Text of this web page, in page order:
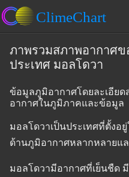
ภาพรวมสภาพอากาศข
ประเทศ มอลโดวา
ข้อมูลภูมิอากาศโดยละเอีย
อากาศในภูมิภาคและข้อมูล
มอลโดวาเป็นประเทศที่ตั้งอ
ด้านภูมิอากาศหลากหลายแ
มอลโดวามีอากาศที่เย็นชืด